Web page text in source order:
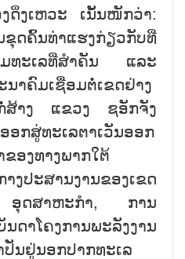
ດິ່ງເຫວະ ເນັ້ນໜັກວ່າ:
ດຄົ້ນທ່າແຮງກ່ຽວກັບທີ່
ມທະເລທີ່ສຳຄັນ ແລະ
ນາຄົມເຊື່ອມຕໍ່ເຂດຢ່າງ
ສ້າງ ແຂວງ ຊອັກຈັງ
ອກສູ່ທະເລຕາເວັນອອກ
ອງທາງພາກໃຕ້
ງປະສານງານຂອງເຂດ
ອຸດສາຫະກຳ, ການ
ດາໂຄງການພະລັງງານ
ນຢູ່ນອກປາກທະເລ